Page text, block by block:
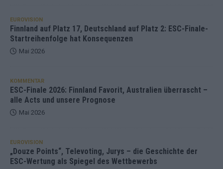
EUROVISION
Finnland auf Platz 17, Deutschland auf Platz 2: ESC-Finale-
Startreihenfolge hat Konsequenzen
Mai 2026
KOMMENTAR
ESC-Finale 2026: Finnland Favorit, Australien überrascht –
alle Acts und unsere Prognose
Mai 2026
EUROVISION
„Douze Points“, Televoting, Jurys – die Geschichte der
ESC-Wertung als Spiegel des Wettbewerbs